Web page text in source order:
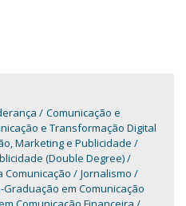
Comunicação e
e Transformação Digital
Marketing e Publicidade
(Double Degree)
Comunicação
Jornalismo
Graduação em Comunicação